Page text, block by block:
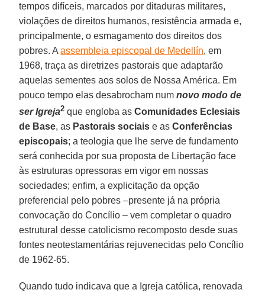
tempos difíceis, marcados por ditaduras militares,
violações de direitos humanos, resistência armada e,
principalmente, o esmagamento dos direitos dos
pobres. Aassembleia episcopal de Medellín, em
1968, traça as diretrizes pastorais que adaptarão
aquelas sementes aos solos de Nossa América. Em
pouco tempo elas desabrocham numnovo modo de
ser Igreja2 que engloba asComunidades Eclesiais
de Base, as Pastorais sociais e as Conferências
episcopais; a teologia que lhe serve de fundamento
será conhecida por sua proposta de Libertação face
às estruturas opressoras em vigor em nossas
sociedades; enfim, a explicitação da opção
preferencial pelo pobres –presente já na própria
convocação do Concílio – vem completar o quadro
estrutural desse catolicismo recomposto desde suas
fontes neotestamentárias rejuvenecidas pelo Concílio
de 1962-65.
Quando tudo indicava que a Igreja católica, renovada